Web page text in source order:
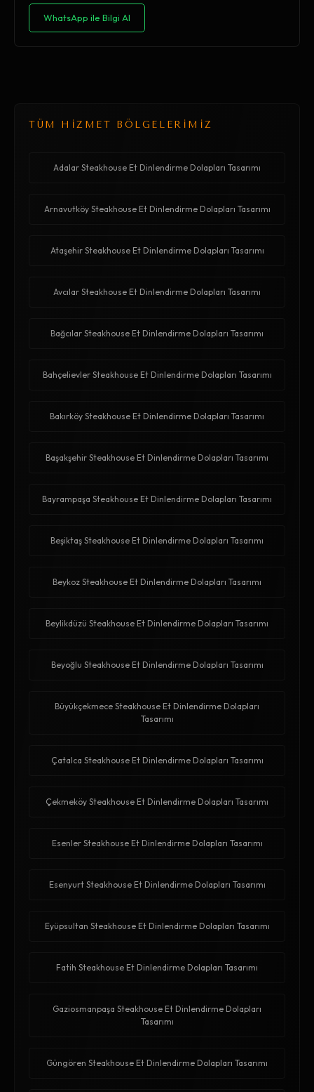
WhatsApp ile Bilgi Al
TÜM HİZMET BÖLGELERİMİZ
Adalar Steakhouse Et Dinlendirme Dolapları Tasarımı
Arnavutköy Steakhouse Et Dinlendirme Dolapları Tasarımı
Ataşehir Steakhouse Et Dinlendirme Dolapları Tasarımı
Avcılar Steakhouse Et Dinlendirme Dolapları Tasarımı
Bağcılar Steakhouse Et Dinlendirme Dolapları Tasarımı
Bahçelievler Steakhouse Et Dinlendirme Dolapları Tasarımı
Bakırköy Steakhouse Et Dinlendirme Dolapları Tasarımı
Başakşehir Steakhouse Et Dinlendirme Dolapları Tasarımı
Bayrampaşa Steakhouse Et Dinlendirme Dolapları Tasarımı
Beşiktaş Steakhouse Et Dinlendirme Dolapları Tasarımı
Beykoz Steakhouse Et Dinlendirme Dolapları Tasarımı
Beylikdüzü Steakhouse Et Dinlendirme Dolapları Tasarımı
Beyoğlu Steakhouse Et Dinlendirme Dolapları Tasarımı
Büyükçekmece Steakhouse Et Dinlendirme Dolapları
Tasarımı
Çatalca Steakhouse Et Dinlendirme Dolapları Tasarımı
Çekmeköy Steakhouse Et Dinlendirme Dolapları Tasarımı
Esenler Steakhouse Et Dinlendirme Dolapları Tasarımı
Esenyurt Steakhouse Et Dinlendirme Dolapları Tasarımı
Eyüpsultan Steakhouse Et Dinlendirme Dolapları Tasarımı
Fatih Steakhouse Et Dinlendirme Dolapları Tasarımı
Gaziosmanpaşa Steakhouse Et Dinlendirme Dolapları
Tasarımı
Güngören Steakhouse Et Dinlendirme Dolapları Tasarımı